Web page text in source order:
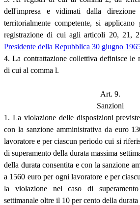
dell'impresa e vidimati dalla
territorialmente competente, si
registrazione di cui agli articoli 20, 21,
Presidente della Repubblica 30 giugno
4. La contrattazione collettiva definisce le
di cui al comma l.
Art. 9.
Sanzioni
1. La violazione delle disposizioni
con la sanzione amministrativa da euro
lavoratore e per ciascun periodo cui si
di superamento della durata massima
della durata consentita e con la sanzione
a 1560 euro per ogni lavoratore e per
la violazione nel caso di
settimanale oltre il 10 per cento della durata